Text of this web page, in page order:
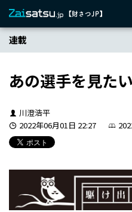
連載
あの選手を見た
川澄浩平
2022年06月01日 22:27